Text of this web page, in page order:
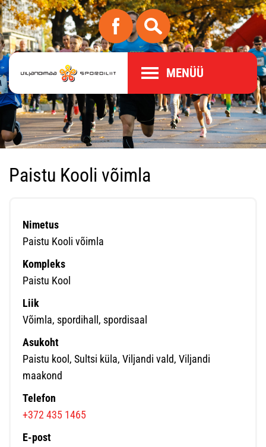
MENÜÜ
Paistu Kooli võimla
Nimetus
Paistu Kooli võimla
Kompleks
Paistu Kool
Liik
Võimla, spordihall, spordisaal
Asukoht
Paistu kool, Sultsi küla, Viljandi vald, Viljandi
maakond
Telefon
+372 435 1465
E-post